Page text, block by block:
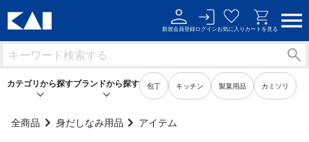
新規会員登録ログインお気に入り カートを見る
カテゴリから探すブランドから探す 包丁 キッチン 製菓用品 カミソリ
全商品 身だしなみ用品 アイテム